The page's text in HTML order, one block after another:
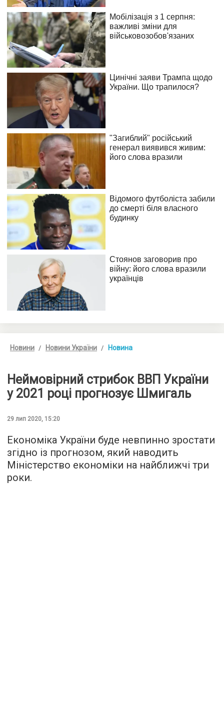
Новини Новини України Новина
Неймовірний стрибок ВВП України
у 2021 році прогнозує Шмигаль
29 лип 2020, 15:20
Економіка України буде невпинно зростати
згідно із прогнозом, який наводить
Міністерство економіки на найближчі три
роки.